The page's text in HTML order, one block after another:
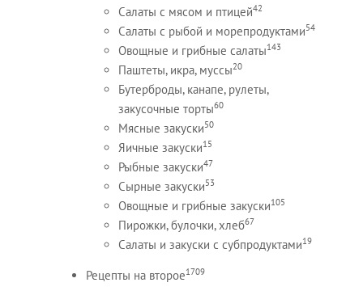
Салаты с мясом и птицей42
Салаты с рыбой и морепродуктами54
Овощные и грибные салаты143
Паштеты, икра, муссы20
Бутерброды, канапе, рулеты,
закусочные торты60
Мясные закуски50
Яичные закуски15
Рыбные закуски47
Сырные закуски53
Овощные и грибные закуски105
Пирожки, булочки, хлеб67
Салаты и закуски с субпродуктами19
Рецепты на второе1709